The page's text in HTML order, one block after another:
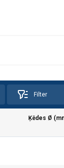
Filter
Ķēdes Ø